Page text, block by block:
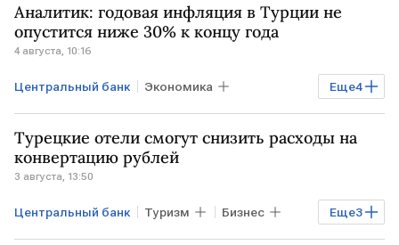
Аналитик: годовая инфляция в Турции не
опустится ниже 30% к концу года
4 августа, 10:16
Еще4
Центральный банк Экономика
Мировая экономика ТУРЦИЯ
ИРАН центральные банки
Турецкие отели смогут снизить расходы на
конвертацию рублей
3 августа, 13:50
Еще3
Центральный банк Туризм Бизнес